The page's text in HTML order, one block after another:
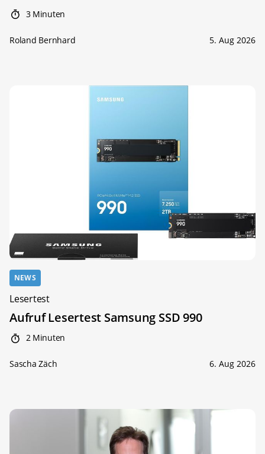
3 Minuten
Roland Bernhard 5. Aug 2026
NEWS
Lesertest
Aufruf Lesertest Samsung SSD 990
2 Minuten
Sascha Zäch 6. Aug 2026